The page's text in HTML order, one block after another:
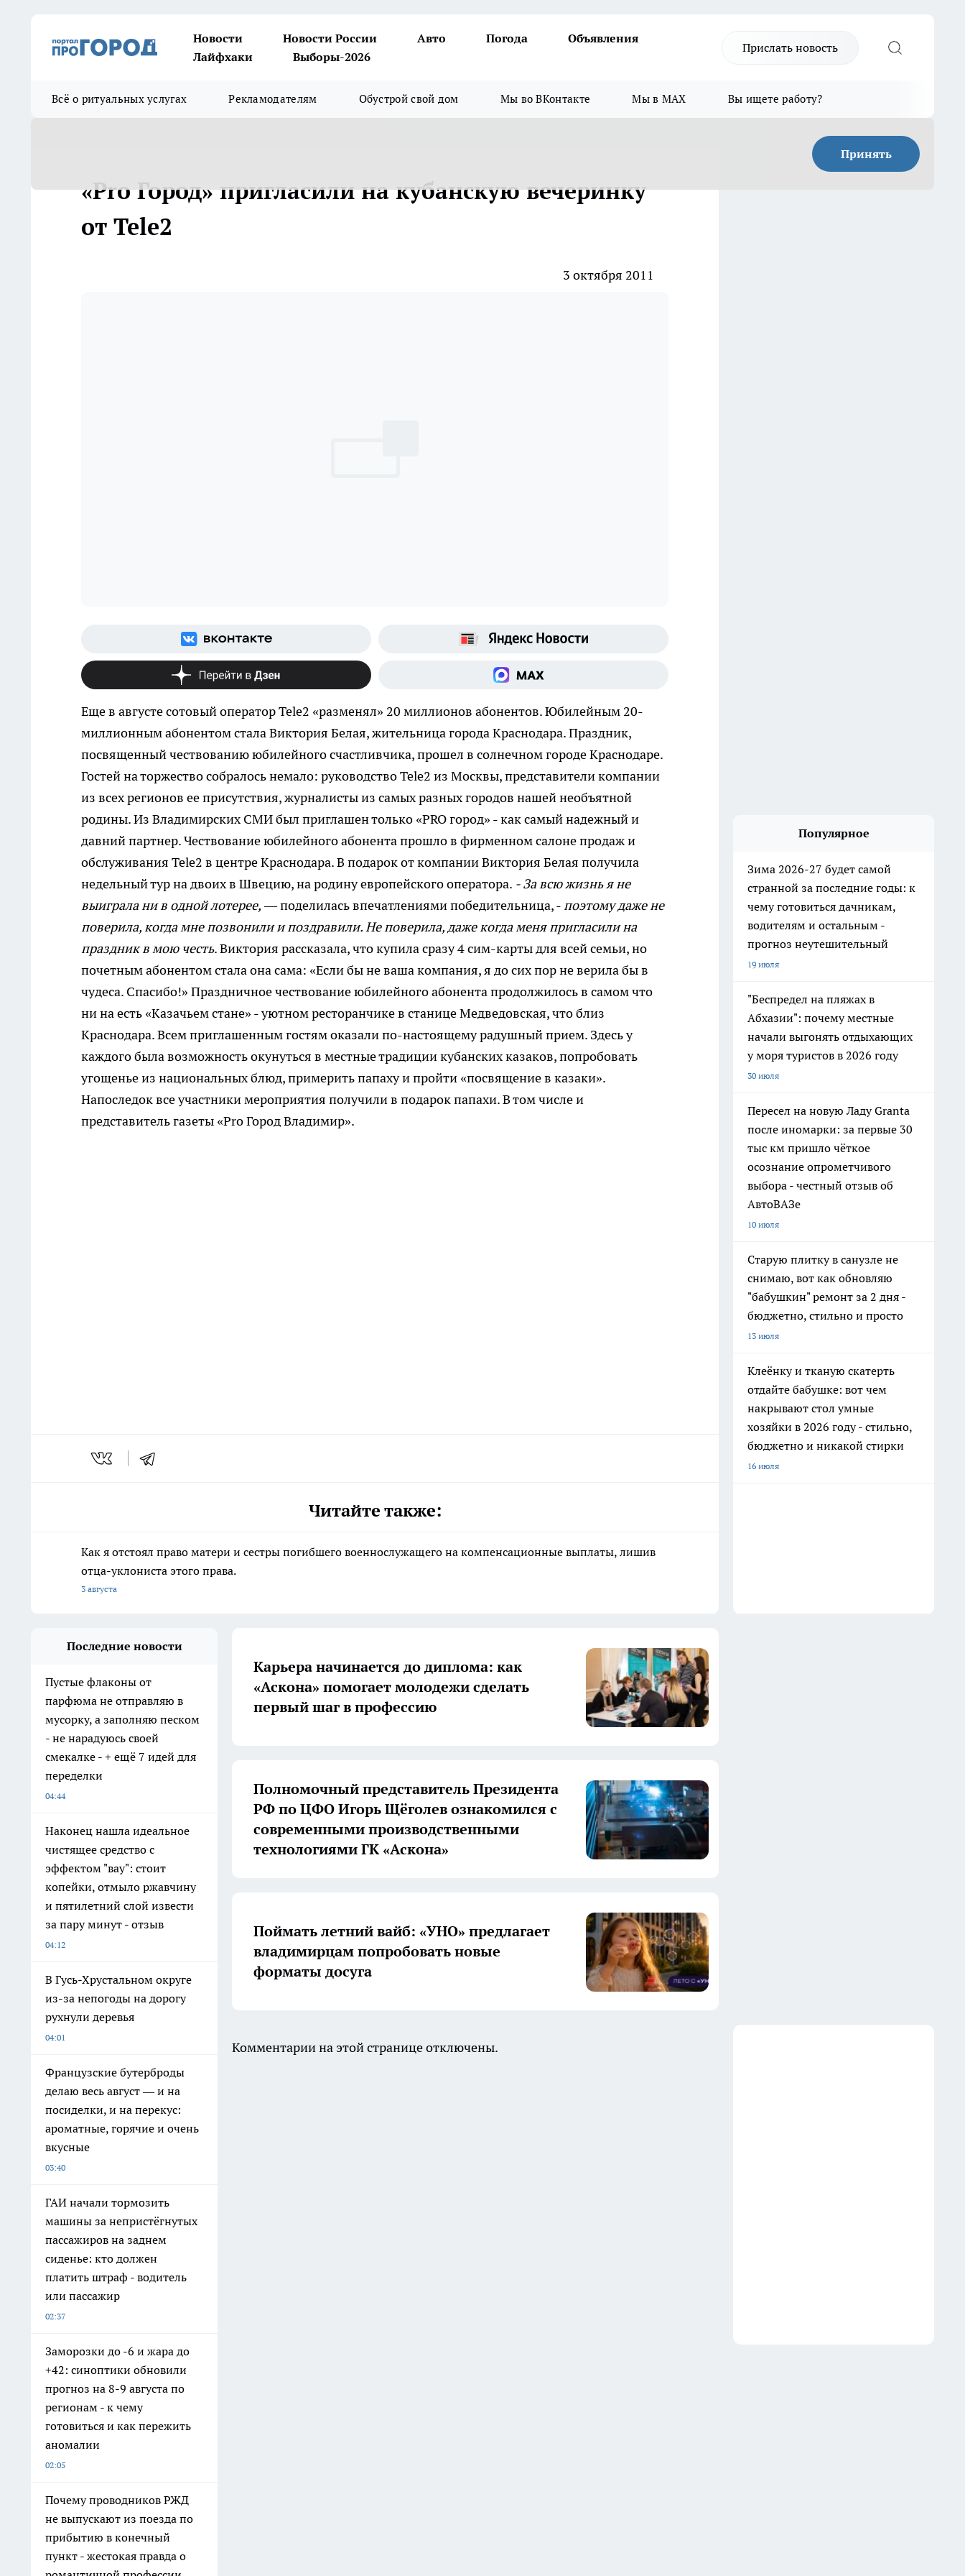
Новости Новости России Авто Погода
Объявления
Лайфхаки
Выборы-2026
Прислать новость
Всё о ритуальных услугах Рекламодателям Обустрой свой дом Мы во ВКонтакте Мы в MAX Вы ищете работу?
Принять
«Pro Город» пригласили на кубанскую вечеринку
от Tele2
3 октября 2011
Еще в августе сотовый оператор Tele2 «разменял» 20 миллионов абонентов. Юбилейным 20-
миллионным абонентом стала Виктория Белая, жительница города Краснодара. Праздник,
посвященный чествованию юбилейного счастливчика, прошел в солнечном городе Краснодаре.
Гостей на торжество собралось немало: руководство Tele2 из Москвы, представители компании
из всех регионов ее присутствия, журналисты из самых разных городов нашей необъятной
родины. Из Владимирских СМИ был приглашен только «PRO город» - как самый надежный и
давний партнер. Чествование юбилейного абонента прошло в фирменном салоне продаж и
обслуживания Tele2 в центре Краснодара. В подарок от компании Виктория Белая получила
недельный тур на двоих в Швецию, на родину европейского оператора. - За всю жизнь я не
выиграла ни в одной лотерее,— поделилась впечатлениями победительница, -поэтому даже не
поверила, когда мне позвонили и поздравили. Не поверила, даже когда меня пригласили на
праздник в мою честь. Виктория рассказала, что купила сразу 4 сим-карты для всей семьи, но
почетным абонентом стала она сама: «Если бы не ваша компания, я до сих пор не верила бы в
чудеса. Спасибо!» Праздничное чествование юбилейного абонента продолжилось в самом что
ни на есть «Казачьем стане» - уютном ресторанчике в станице Медведовская, что близ
Краснодара. Всем приглашенным гостям оказали по-настоящему радушный прием. Здесь у
каждого была возможность окунуться в местные традиции кубанских казаков, попробовать
угощенье из национальных блюд, примерить папаху и пройти «посвящение в казаки».
Напоследок все участники мероприятия получили в подарок папахи. В том числе и
представитель газеты «Pro Город Владимир».
Читайте также:
Как я отстоял право матери и сестры погибшего военнослужащего на компенсационные выплаты, лишив
отца-уклониста этого права.
3 августа
Популярное
Зима 2026-27 будет самой
странной за последние годы: к
чему готовиться дачникам,
водителям и остальным -
прогноз неутешительный
19 июля
"Беспредел на пляжах в
Абхазии": почему местные
начали выгонять отдыхающих
у моря туристов в 2026 году
30 июля
Пересел на новую Ладу Granta
после иномарки: за первые 30
тыс км пришло чёткое
осознание опрометчивого
выбора - честный отзыв об
АвтоВАЗе
10 июля
Старую плитку в санузле не
снимаю, вот как обновляю
"бабушкин" ремонт за 2 дня -
бюджетно, стильно и просто
13 июля
Клеёнку и тканую скатерть
отдайте бабушке: вот чем
накрывают стол умные
хозяйки в 2026 году - стильно,
бюджетно и никакой стирки
16 июля
Последние новости
Пустые флаконы от
парфюма не отправляю в
мусорку, а заполняю песком
- не нарадуюсь своей
смекалке - + ещё 7 идей для
переделки
04:44
Наконец нашла идеальное
чистящее средство с
эффектом "вау": стоит
копейки, отмыло ржавчину
и пятилетний слой извести
за пару минут - отзыв
04:12
В Гусь-Хрустальном округе
из-за непогоды на дорогу
рухнули деревья
04:01
Французские бутерброды
делаю весь август — и на
посиделки, и на перекус:
ароматные, горячие и очень
вкусные
03:40
ГАИ начали тормозить
машины за непристёгнутых
пассажиров на заднем
сиденье: кто должен
платить штраф - водитель
или пассажир
02:37
Заморозки до -6 и жара до
+42: синоптики обновили
прогноз на 8-9 августа по
регионам - к чему
готовиться и как пережить
аномалии
02:05
Почему проводников РЖД
не выпускают из поезда по
прибытию в конечный
пункт - жестокая правда о
Карьера начинается до диплома: как
«Аскона» помогает молодежи сделать
первый шаг в профессию
Полномочный представитель Президента
РФ по ЦФО Игорь Щёголев ознакомился с
современными производственными
технологиями ГК «Аскона»
Поймать летний вайб: «УНО» предлагает
владимирцам попробовать новые
форматы досуга
Комментарии на этой странице отключены.